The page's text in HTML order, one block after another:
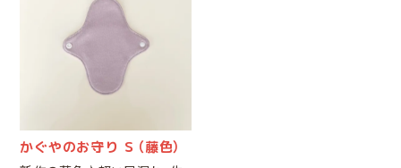
かぐやのお守り Ｓ（藤色）